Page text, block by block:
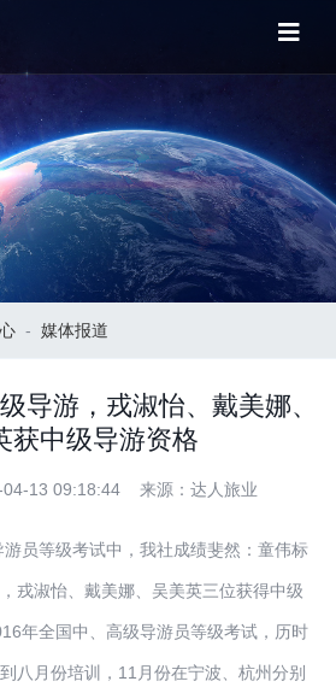
- 媒体报道
导游，戎淑怡、戴美娜、
获中级导游资格
04-13 09:18:44 来源：达人旅业
员等级考试中，我社成绩斐然：童伟标
戎淑怡、戴美娜、吴美英三位获得中级
年全国中、高级导游员等级考试，历时
八月份培训，11月份在宁波、杭州分别